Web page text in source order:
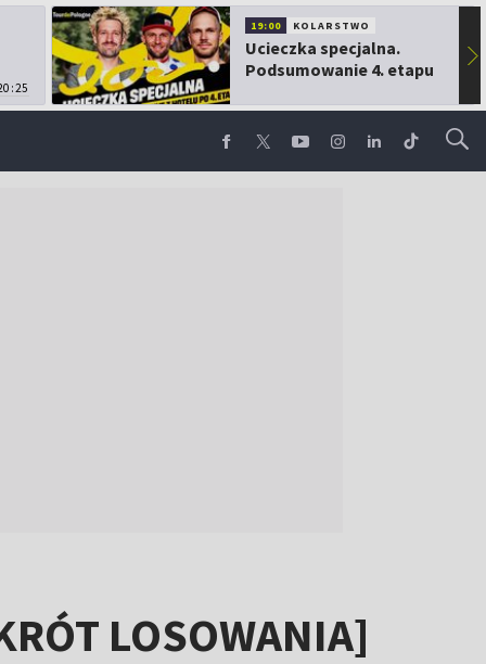
19:00 KOLARSTWO
Ucieczka specjalna.
Podsumowanie 4. etapu
▶
LOSOWANIA]